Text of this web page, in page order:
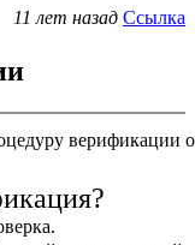
11 лет назад Ссылка
верификации